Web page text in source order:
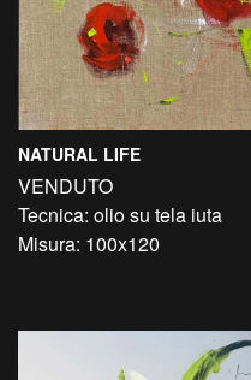
NATURAL LIFE
VENDUTO
Tecnica: olio su tela iuta
Misura: 100x120